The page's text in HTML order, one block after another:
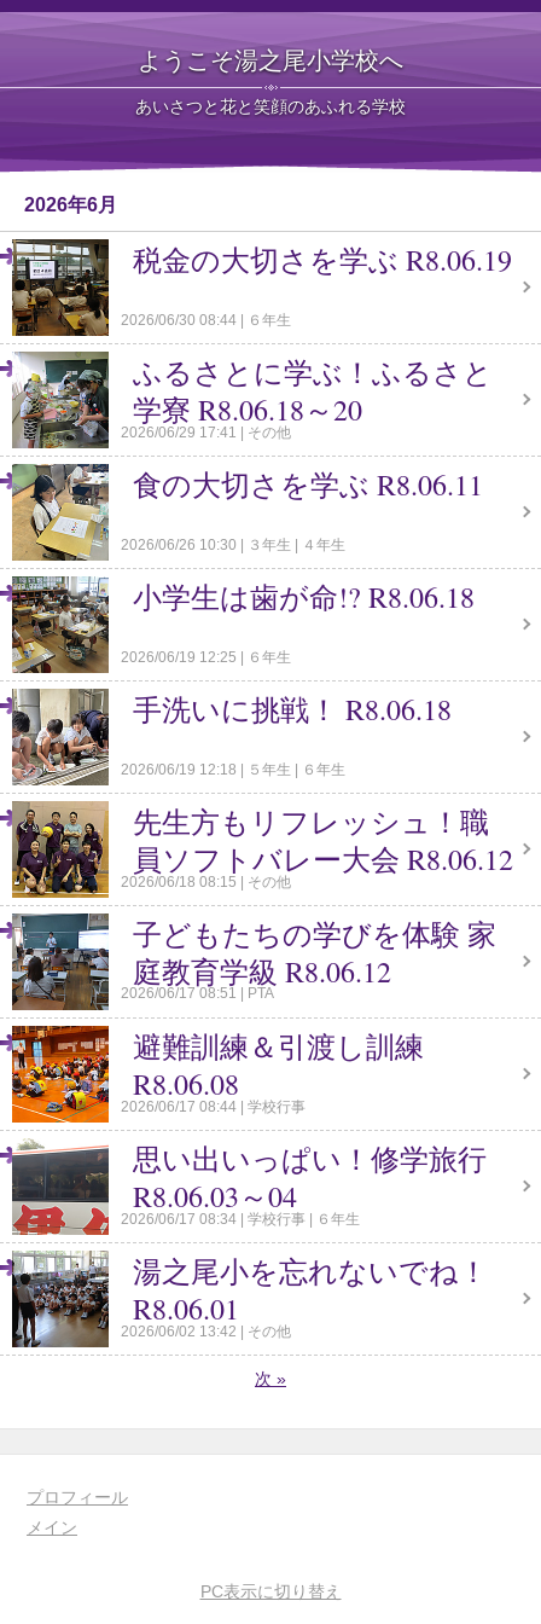
ようこそ湯之尾小学校へ
あいさつと花と笑顔のあふれる学校
2026年6月
税金の大切さを学ぶ R8.06.19
2026/06/30 08:44 ６年生
ふるさとに学ぶ！ふるさと
学寮 R8.06.18～20
2026/06/29 17:41 その他
食の大切さを学ぶ R8.06.11
2026/06/26 10:30 ３年生 ４年生
小学生は歯が命!? R8.06.18
2026/06/19 12:25 ６年生
手洗いに挑戦！ R8.06.18
2026/06/19 12:18 ５年生 ６年生
先生方もリフレッシュ！職
員ソフトバレー大会 R8.06.12
2026/06/18 08:15 その他
子どもたちの学びを体験 家
庭教育学級 R8.06.12
2026/06/17 08:51 PTA
避難訓練＆引渡し訓練
R8.06.08
2026/06/17 08:44 学校行事
思い出いっぱい！修学旅行
R8.06.03～04
2026/06/17 08:34 学校行事 ６年生
湯之尾小を忘れないでね！
R8.06.01
2026/06/02 13:42 その他
次 »
プロフィール
メイン
PC表示に切り替え